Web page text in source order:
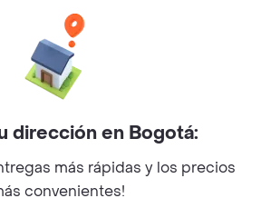
notificacionesrappi@rappi.com
dirección en Bogotá:
más rápidas y los precios
convenientes!